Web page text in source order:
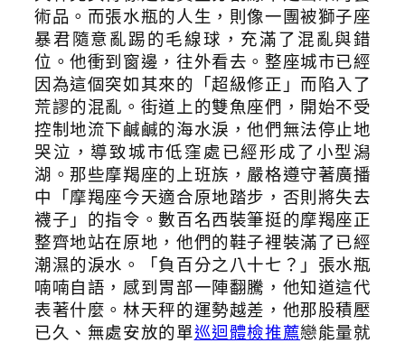
術品。而張水瓶的人生，則像一團被獅子座
暴君隨意亂踢的毛線球，充滿了混亂與錯
位。他衝到窗邊，往外看去。整座城市已經
因為這個突如其來的「超級修正」而陷入了
荒謬的混亂。街道上的雙魚座們，開始不受
控制地流下鹹鹹的海水淚，他們無法停止地
哭泣，導致城市低窪處已經形成了小型潟
湖。那些摩羯座的上班族，嚴格遵守著廣播
中「摩羯座今天適合原地踏步，否則將失去
襪子」的指令。數百名西裝筆挺的摩羯座正
整齊地站在原地，他們的鞋子裡裝滿了已經
潮濕的淚水。「負百分之八十七？」張水瓶
喃喃自語，感到胃部一陣翻騰，他知道這代
表著什麼。林天秤的運勢越差，他那股積壓
已久、無處安放的單巡迴體檢推薦戀能量就